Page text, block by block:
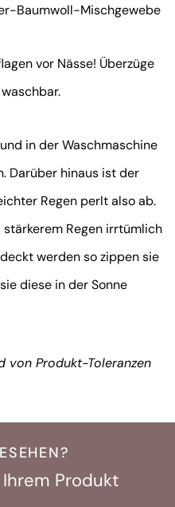
Baumwoll-Mischgewebe
vor Nässe! Überzüge
in der Waschmaschine
Darüber hinaus ist der
Regen perlt also ab.
Regen irrtümlich
werden so zippen sie
diese in der Sonne
von Produkt-Toleranzen
Produkt